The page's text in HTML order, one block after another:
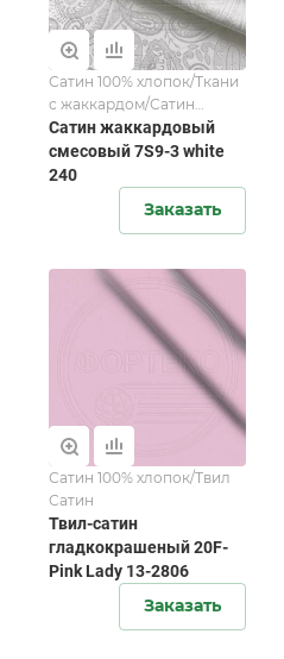
Сатин 100% хлопок/Ткани
с жаккардом/Сатин
жаккардовый
Сатин жаккардовый
смесовый 7S9-3 white
240
Заказать
Сатин 100% хлопок/Твил
Сатин
Твил-сатин
гладкокрашеный 20F-
Pink Lady 13-2806
Заказать